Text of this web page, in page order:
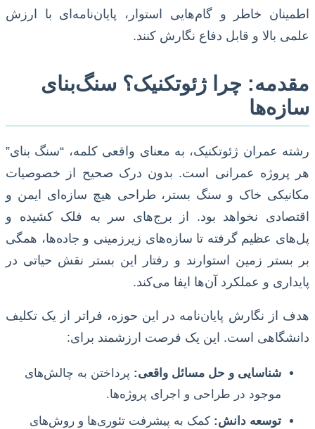
اطمینان خاطر و گام‌هایی استوار، پایان‌نامه‌ای با ارزش
علمی بالا و قابل دفاع نگارش کنند.
مقدمه: چرا ژئوتکنیک؟ سنگ‌بنای
سازه‌ها
رشته عمران ژئوتکنیک، به معنای واقعی کلمه، “سنگ بنای”
هر پروژه عمرانی است. بدون درک صحیح از خصوصیات
مکانیکی خاک و سنگ بستر، طراحی هیچ سازه‌ای ایمن و
اقتصادی نخواهد بود. از برج‌های سر به فلک کشیده و
پل‌های عظیم گرفته تا سازه‌های زیرزمینی و جاده‌ها، همگی
بر بستر زمین استوارند و رفتار این بستر نقش حیاتی در
پایداری و عملکرد آن‌ها ایفا می‌کند.
هدف از نگارش پایان‌نامه در این حوزه، فراتر از یک تکلیف
دانشگاهی است. این یک فرصت ارزشمند برای:
شناسایی و حل مسائل واقعی: پرداختن به چالش‌های
موجود در طراحی و اجرای پروژه‌ها.
توسعه دانش: کمک به پیشرفت تئوری‌ها و روش‌های